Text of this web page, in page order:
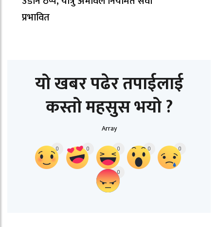
प्रभावित
यो खबर पढेर तपाईलाई
कस्तो महसुस भयो ?
Array
0 0 0 0 0
0